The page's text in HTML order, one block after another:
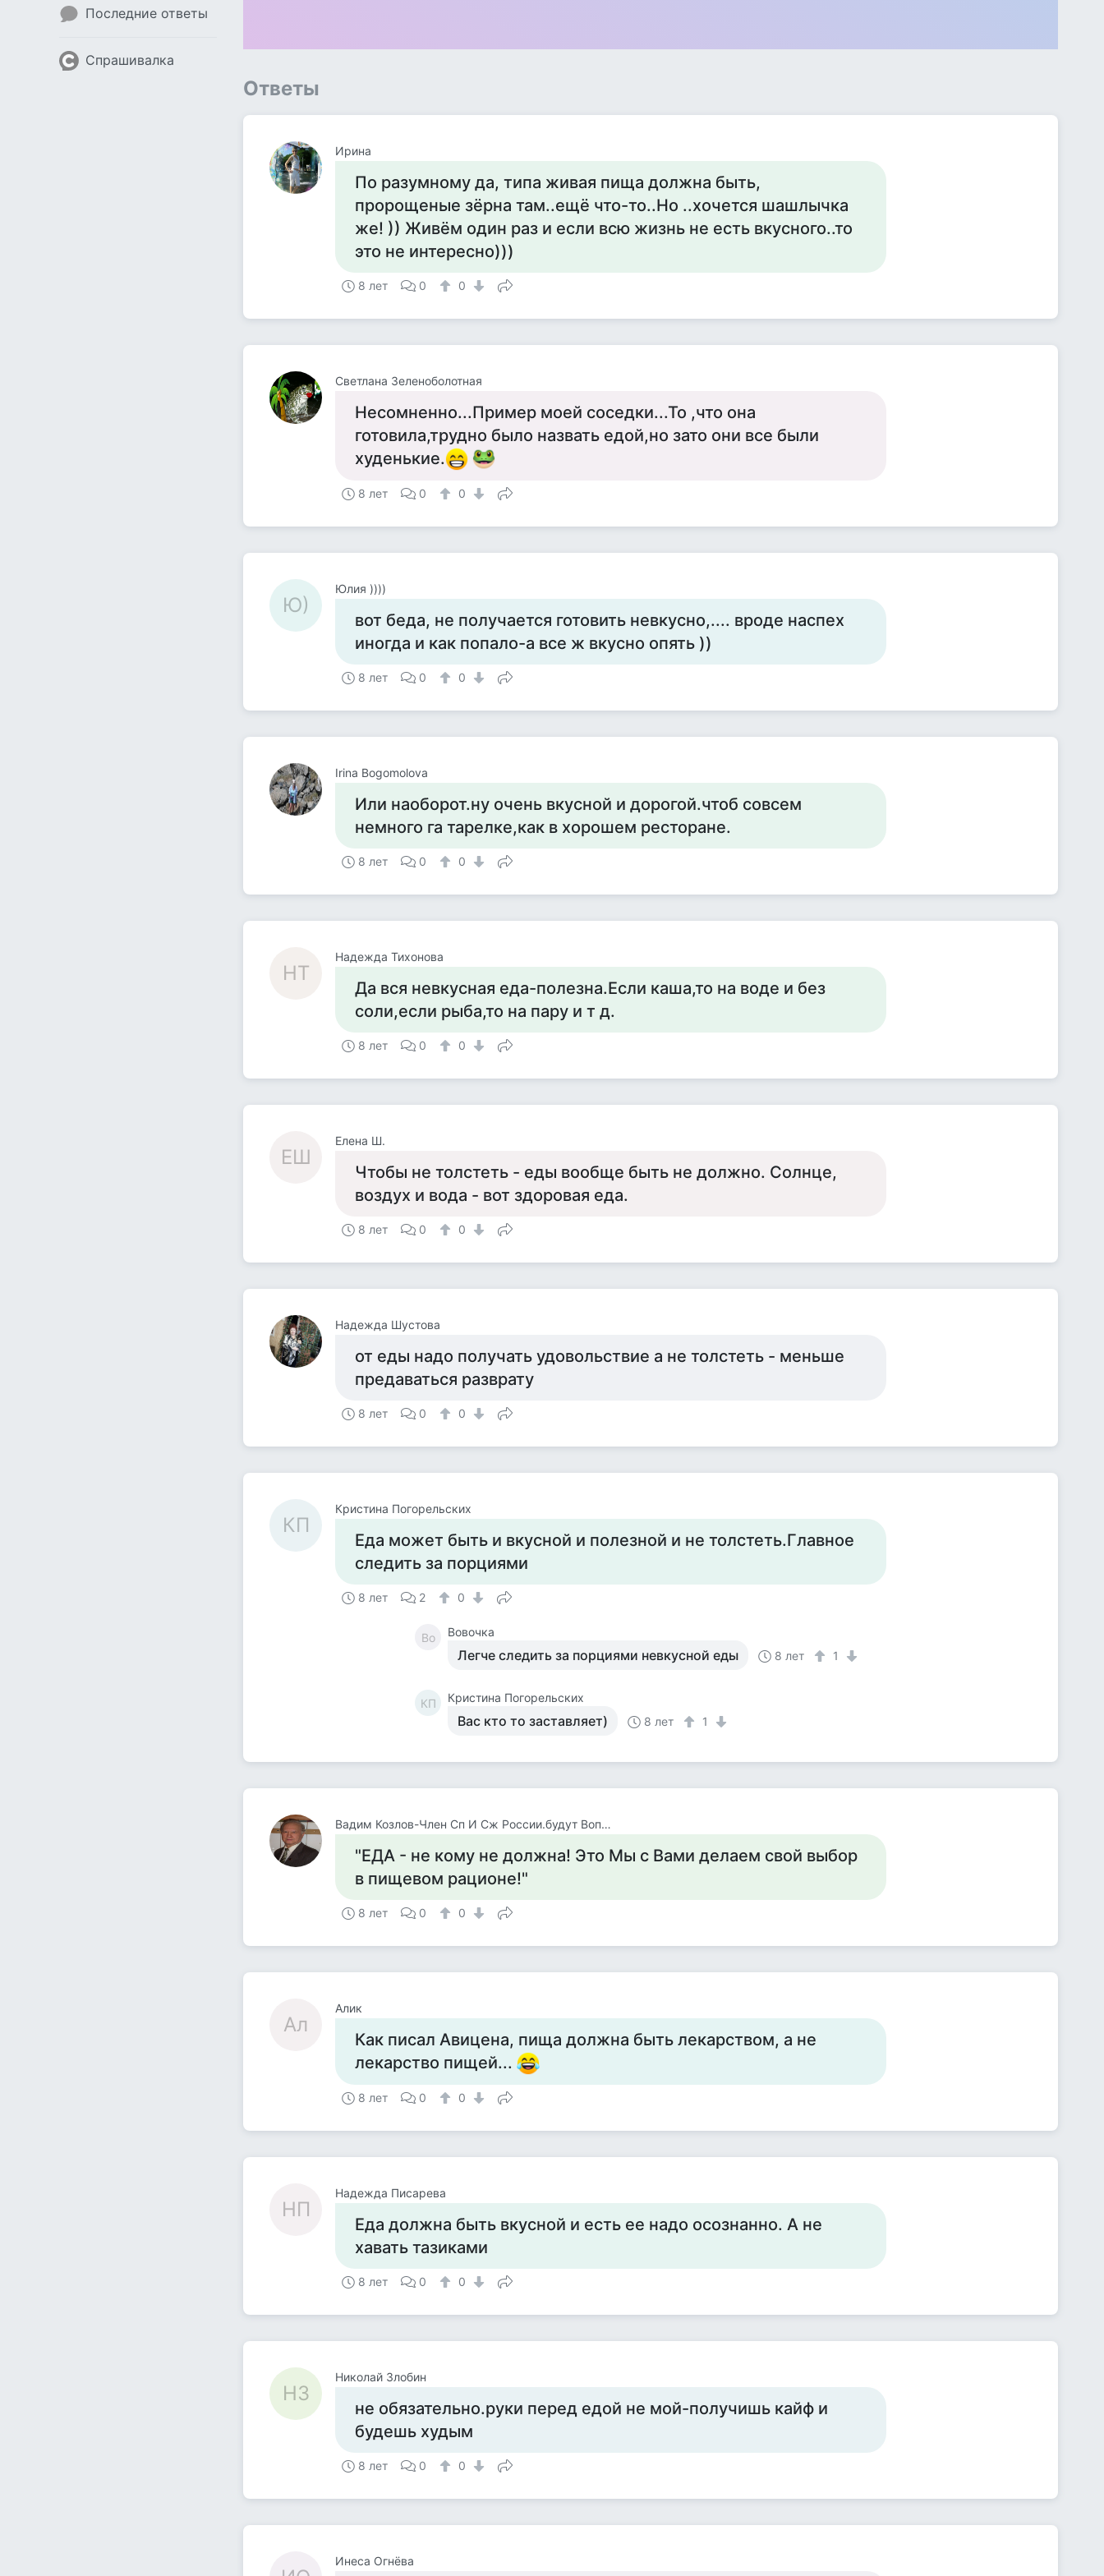
Последние ответы
Спрашивалка
Ответы
Ирина
По разумному да, типа живая пища должна быть,
пророщеные зёрна там..ещё что-то..Но ..хочется шашлычка
же! )) Живём один раз и если всю жизнь не есть вкусного..то
это не интересно)))
8 лет 0 0
Светлана Зеленоболотная
Несомненно...Пример моей соседки...То ,что она
готовила,трудно было назвать едой,но зато они все были
худенькие.
8 лет 0 0
Ю)
Юлия ))))
вот беда, не получается готовить невкусно,.... вроде наспех
иногда и как попало-а все ж вкусно опять ))
8 лет 0 0
Irina Bogomolova
Или наоборот.ну очень вкусной и дорогой.чтоб совсем
немного га тарелке,как в хорошем ресторане.
8 лет 0 0
НТ
Надежда Тихонова
Да вся невкусная еда-полезна.Если каша,то на воде и без
соли,если рыба,то на пару и т д.
8 лет 0 0
ЕШ
Елена Ш.
Чтобы не толстеть - еды вообще быть не должно. Солнце,
воздух и вода - вот здоровая еда.
8 лет 0 0
Надежда Шустова
от еды надо получать удовольствие а не толстеть - меньше
предаваться разврату
8 лет 0 0
КП
Кристина Погорельских
Еда может быть и вкусной и полезной и не толстеть.Главное
следить за порциями
8 лет 2 0
Во Вовочка
Легче следить за порциями невкусной еды 8 лет 1
КП Кристина Погорельских
Вас кто то заставляет) 8 лет 1
Вадим Козлов-Член Сп И Сж России.будут Вопросы -Звоните 8 926 571 18 95
"ЕДА - не кому не должна! Это Мы с Вами делаем свой выбор
в пищевом рационе!"
8 лет 0 0
Ал
Алик
Как писал Авицена, пища должна быть лекарством, а не
лекарство пищей...
8 лет 0 0
НП
Надежда Писарева
Еда должна быть вкусной и есть ее надо осознанно. А не
хавать тазиками
8 лет 0 0
НЗ
Николай Злобин
не обязательно.руки перед едой не мой-получишь кайф и
будешь худым
8 лет 0 0
Инеса Огнёва